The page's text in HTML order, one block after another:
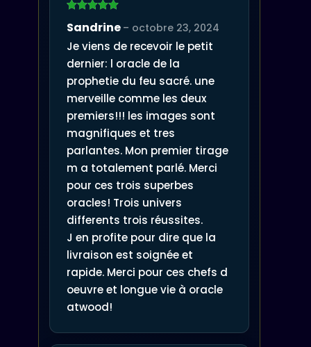
5
Sandrine – octobre 23, 2024
Je viens de recevoir le petit
dernier: l oracle de la
prophetie du feu sacré. une
merveille comme les deux
premiers!!! les images sont
magnifiques et tres
parlantes. Mon premier tirage
m a totalement parlé. Merci
pour ces trois superbes
oracles! Trois univers
differents trois réussites.
J en profite pour dire que la
livraison est soignée et
rapide. Merci pour ces chefs d
oeuvre et longue vie à oracle
atwood!